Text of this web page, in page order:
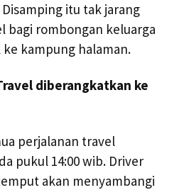
itu tak jarang
bagi rombongan keluarga
kampung halaman.
diberangkatkan ke
perjalanan travel
pukul 14:00 wib. Driver
akan menyambangi